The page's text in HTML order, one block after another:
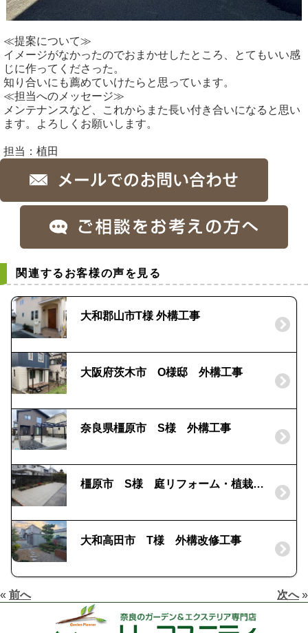
≪提案について≫
イメージがなかったのでおまかせしたところ、とてもいい感
じに作ってくださった。
知り合いにも薦めていけたらと思っています。
≪担当へのメッセージ≫
メンテナンスなど、これからまた長い付き合いになると思い
ます。よろしくお願いします。
担当：植田
関連するお客様の声を見る
大和郡山市T様 外構工事
大阪府茨木市 O様邸 外構工事
奈良県橿原市 S様 外構工事
橿原市 S様 庭リフォーム・植栽工事
大和高田市 T様 外構改修工事
« 前へ 次へ»